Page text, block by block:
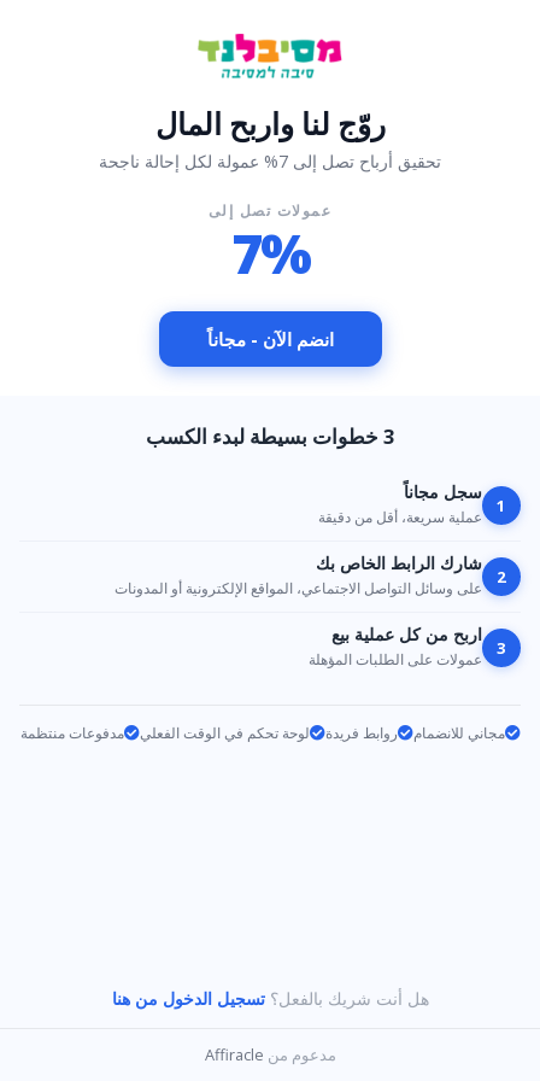
روّج لنا واربح المال
تحقيق أرباح تصل إلى 7% عمولة لكل إحالة ناجحة
عمولات تصل إلى
7%
انضم الآن - مجاناً
3 خطوات بسيطة لبدء الكسب
1
سجل مجاناً
عملية سريعة، أقل من دقيقة
2
شارك الرابط الخاص بك
على وسائل التواصل الاجتماعي، المواقع الإلكترونية أو المدونات
3
اربح من كل عملية بيع
عمولات على الطلبات المؤهلة
مجاني للانضمام روابط فريدة لوحة تحكم في الوقت الفعلي مدفوعات منتظمة
هل أنت شريك بالفعل؟تسجيل الدخول من هنا
مدعوم من Affiracle